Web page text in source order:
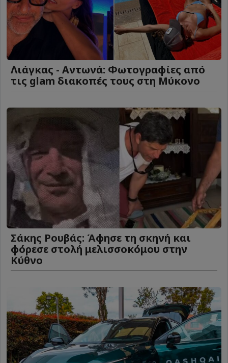
Λιάγκας - Αντωνά: Φωτογραφίες από
τις glam διακοπές τους στη Μύκονο
Σάκης Ρουβάς: Άφησε τη σκηνή και
φόρεσε στολή μελισσοκόμου στην
Κύθνο